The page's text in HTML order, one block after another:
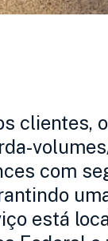
clientes, o
com
está